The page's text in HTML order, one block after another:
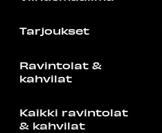
Tarjoukset
Ravintolat &
kahvilat
Kaikki ravintolat
& kahvilat